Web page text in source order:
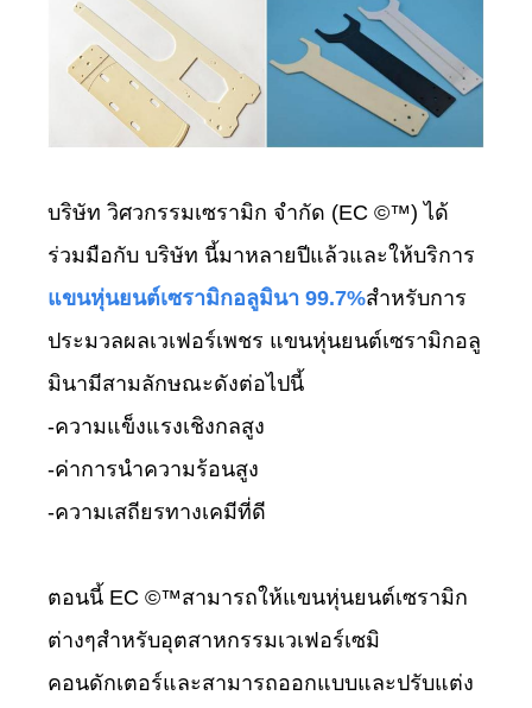
บริษัท วิศวกรรมเซรามิก จำกัด (EC ©™) ได้
ร่วมมือกับ บริษัท นี้มาหลายปีแล้วและให้บริการ
แขนหุ่นยนต์เซรามิกอลูมินา 99.7%สำหรับการ
ประมวลผลเวเฟอร์เพชร แขนหุ่นยนต์เซรามิกอลู
มินามีสามลักษณะดังต่อไปนี้
-ความแข็งแรงเชิงกลสูง
-ค่าการนำความร้อนสูง
-ความเสถียรทางเคมีที่ดี
ตอนนี้ EC ©™สามารถให้แขนหุ่นยนต์เซรามิก
ต่างๆสำหรับอุตสาหกรรมเวเฟอร์เซมิ
คอนดักเตอร์และสามารถออกแบบและปรับแต่ง